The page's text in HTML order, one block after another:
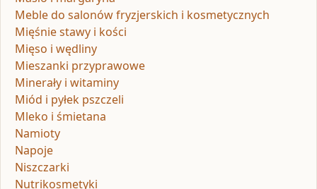
Meble do salonów fryzjerskich i kosmetycznych
Mięśnie stawy i kości
Mięso i wędliny
Mieszanki przyprawowe
Minerały i witaminy
Miód i pyłek pszczeli
Mleko i śmietana
Namioty
Napoje
Niszczarki
Nutrikosmetyki